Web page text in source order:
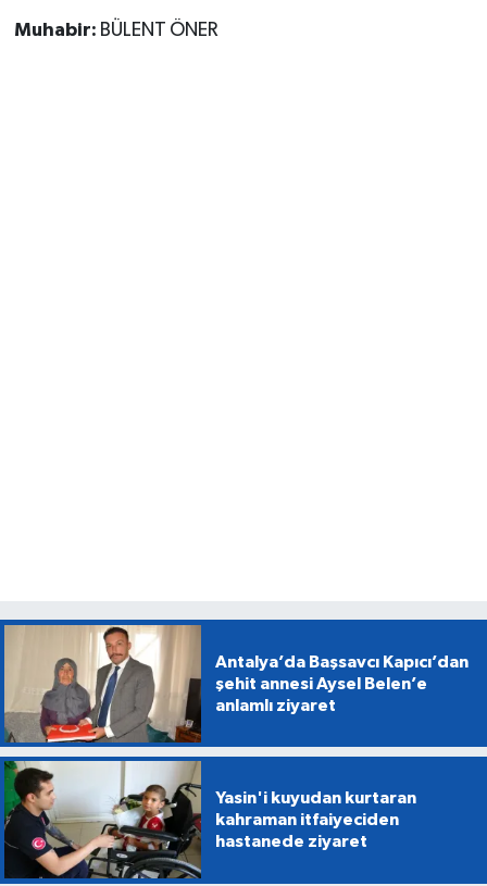
Muhabir: BÜLENT ÖNER
Antalya’da Başsavcı Kapıcı’dan
şehit annesi Aysel Belen’e
anlamlı ziyaret
Yasin'i kuyudan kurtaran
kahraman itfaiyeciden
hastanede ziyaret